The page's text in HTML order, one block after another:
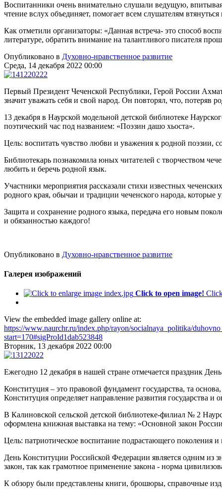
Воспитанники очень внимательно слушали ведущую,
чтение вслух объединяет, помогает всем слушателям
Как отметили организаторы: «Данная встреча- это способ
литературе, обратить внимание на талантливого писателя
Опубликовано в Духовно-нравственное развитие
Среда, 14 декабря 2022 00:00
Первый Президент Чеченской Республики, Герой России
значит уважать себя и свой народ. Он повторял, что, потеряв
13 декабря в Наурской модельной детской библиотеке
поэтический час под названием: «Поэзин дашо хьоста».
Цель: воспитать чувство любви и уважения к родной поэзии,
Библиотекарь познакомила юных читателей с творчеством
любить и беречь родной язык.
Участники мероприятия рассказали стихи известных
родного края, обычаи и традиции чеченского народа, которые
Защита и сохранение родного языка, передача его новым
и обязанностью каждого!
Опубликовано в Духовно-нравственное развитие
Галерея изображений
Click to open image!
View the embedded image gallery online at:
https://www.naurchr.ru/index.php/rayon/socialnaya_politika/
start=170#sigProId1dab523848
Вторник, 13 декабря 2022 00:00
Ежегодно 12 декабря в нашей стране отмечается праздник
Конституция – это правовой фундамент государства, та
Конституция определяет направление развития государства
В Калиновской сельской детской библиотеке-филиал № 2
оформлена книжная выставка на тему: «Основной закон
Цель: патриотическое воспитание подрастающего поколения
День Конституции Российской Федерации является одним из
закон, так как грамотное применение закона - норма
К обзору были представлены книги, брошюры, справочные